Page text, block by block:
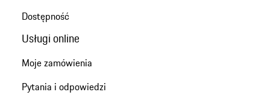
Dostępność
Usługi online
Moje zamówienia
Pytania i odpowiedzi